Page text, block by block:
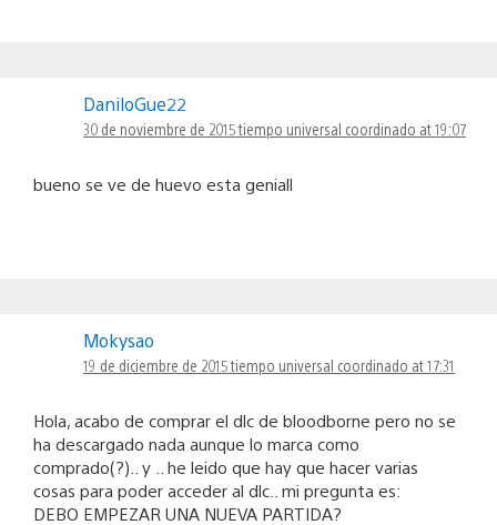
DaniloGue22
30 de noviembre de 2015 tiempo universal coordinado at 19:07
bueno se ve de huevo esta geniall
Mokysao
19 de diciembre de 2015 tiempo universal coordinado at 17:31
Hola, acabo de comprar el dlc de bloodborne pero no se
ha descargado nada aunque lo marca como
comprado(?).. y .. he leido que hay que hacer varias
cosas para poder acceder al dlc.. mi pregunta es:
DEBO EMPEZAR UNA NUEVA PARTIDA?